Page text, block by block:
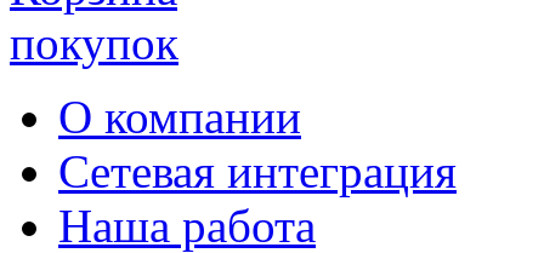
О компании
Сетевая интеграция
Наша работа